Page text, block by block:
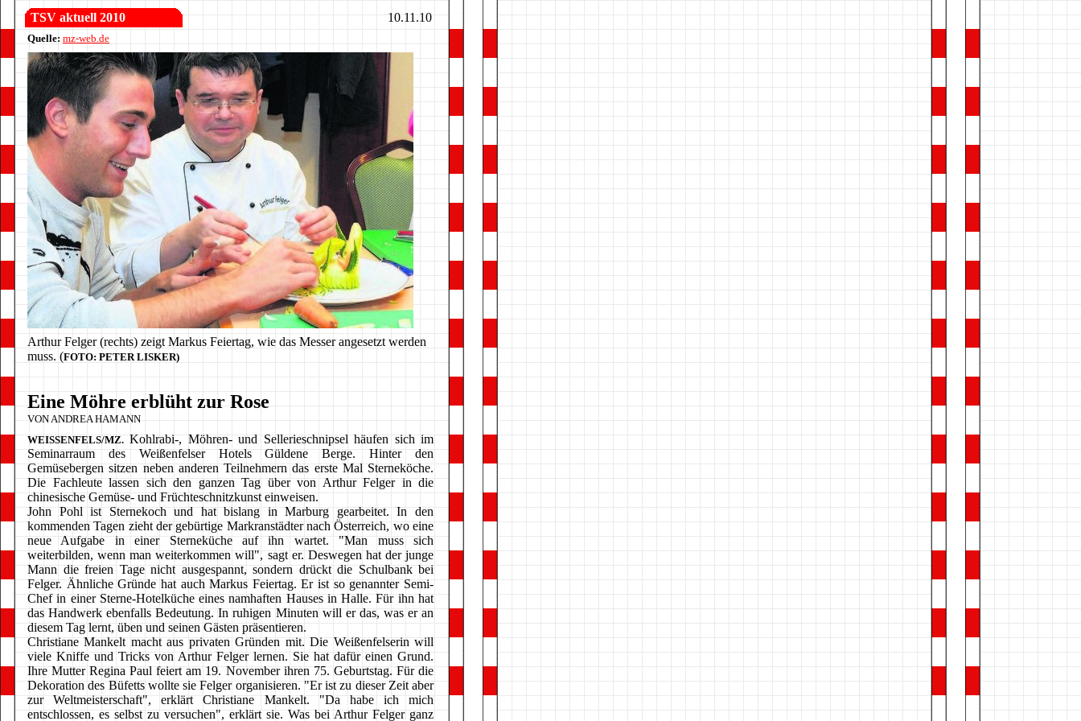
TSV aktuell 2010 10.11.10
Quelle: mz-web.de
Arthur Felger (rechts) zeigt Markus Feiertag, wie das Messer angesetzt werden
muss. (FOTO: PETER LISKER)
Eine Möhre erblüht zur Rose
VON ANDREA HAMANN
WEISSENFELS/MZ. Kohlrabi-, Möhren- und Sellerieschnipsel häufen sich im
Seminarraum des Weißenfelser Hotels Güldene Berge. Hinter den
Gemüsebergen sitzen neben anderen Teilnehmern das erste Mal Sterneköche.
Die Fachleute lassen sich den ganzen Tag über von Arthur Felger in die
chinesische Gemüse- und Früchteschnitzkunst einweisen.
John Pohl ist Sternekoch und hat bislang in Marburg gearbeitet. In den
kommenden Tagen zieht der gebürtige Markranstädter nach Österreich, wo eine
neue Aufgabe in einer Sterneküche auf ihn wartet. "Man muss sich
weiterbilden, wenn man weiterkommen will", sagt er. Deswegen hat der junge
Mann die freien Tage nicht ausgespannt, sondern drückt die Schulbank bei
Felger. Ähnliche Gründe hat auch Markus Feiertag. Er ist so genannter Semi-
Chef in einer Sterne-Hotelküche eines namhaften Hauses in Halle. Für ihn hat
das Handwerk ebenfalls Bedeutung. In ruhigen Minuten will er das, was er an
diesem Tag lernt, üben und seinen Gästen präsentieren.
Christiane Mankelt macht aus privaten Gründen mit. Die Weißenfelserin will
viele Kniffe und Tricks von Arthur Felger lernen. Sie hat dafür einen Grund.
Ihre Mutter Regina Paul feiert am 19. November ihren 75. Geburtstag. Für die
Dekoration des Büfetts wollte sie Felger organisieren. "Er ist zu dieser Zeit aber
zur Weltmeisterschaft", erklärt Christiane Mankelt. "Da habe ich mich
entschlossen, es selbst zu versuchen", erklärt sie. Was bei Arthur Felger ganz